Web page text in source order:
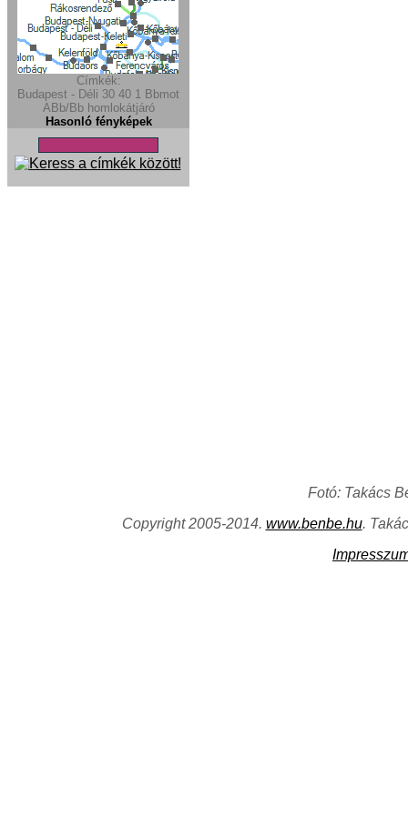
Címkék:
Budapest - Déli 30 40 1 Bbmot
ABb/Bb homlokátjáró
Hasonló fényképek
Fotó: Takács
Copyright 2005-2014. www.benbe.hu.